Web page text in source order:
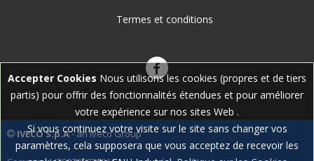
Termes et conditions
IVECO S.p.A- an Iveco Group
Accepter Cookies Nous utilisons les cookies (propres et de tiers
partis) pour offrir des fonctionnalités étendues et pour améliorer
votre expérience sur nos sites Web .
Si vous continuez votre visite sur le site sans changer vos
paramètres, cela supposera que vous acceptez de recevoir les